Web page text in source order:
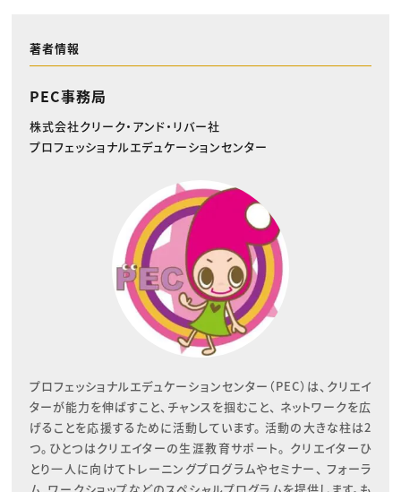
著者情報
PEC事務局
株式会社クリーク・アンド・リバー社
プロフェッショナルエデュケーションセンター
プロフェッショナルエデュケーションセンター（PEC）は、クリエイ
ターが能力を伸ばすこと、チャンスを掴むこと、 ネットワークを広
げることを応援するために活動しています。 活動の大きな柱は2
つ。ひとつはクリエイターの生涯教育サポート。 クリエイターひ
とり一人に向けてトレーニングプログラムやセミナー、 フォーラ